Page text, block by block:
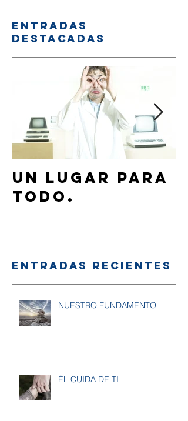
Entradas
destacadas
Un lugar para
todo.
Entradas recientes
NUESTRO FUNDAMENTO
ÉL CUIDA DE TI